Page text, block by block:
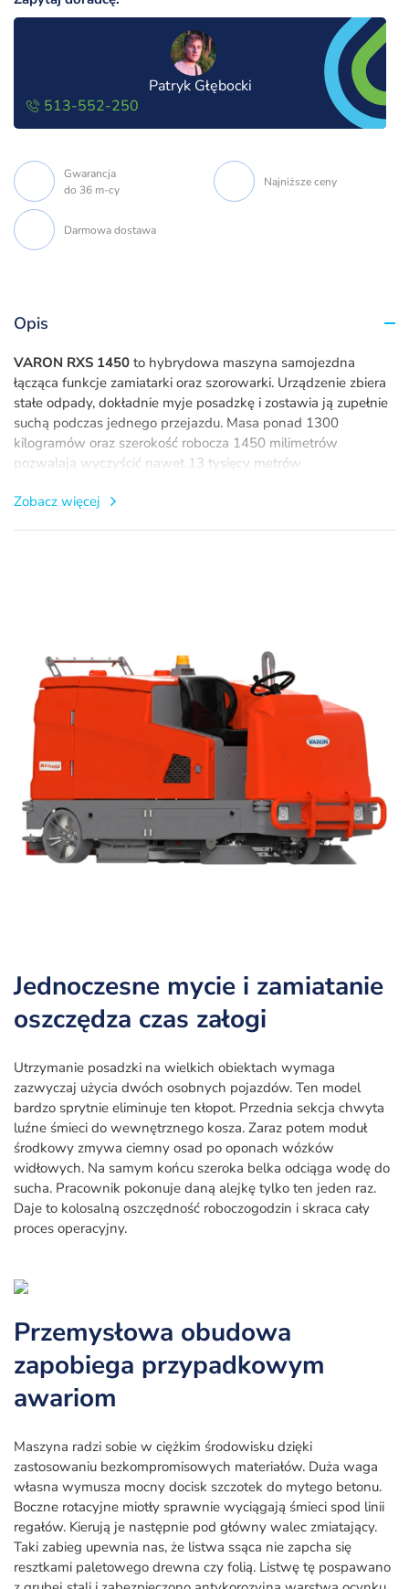
Patryk Głębocki
513-552-250
Gwarancja
do 36 m-cy
Najniższe ceny
Darmowa dostawa
Opis
VARON RXS 1450 to hybrydowa maszyna samojezdna
łącząca funkcje zamiatarki oraz szorowarki. Urządzenie zbiera
stałe odpady, dokładnie myje posadzkę i zostawia ją zupełnie
suchą podczas jednego przejazdu. Masa ponad 1300
kilogramów oraz szerokość robocza 1450 milimetrów
pozwalają wyczyścić nawet 13 tysięcy metrów
duże zbiorniki na wodę i pracujące cicho akumulatory. To
Zobacz więcej
Jednoczesne mycie i zamiatanie
oszczędza czas załogi
Utrzymanie posadzki na wielkich obiektach wymaga
zazwyczaj użycia dwóch osobnych pojazdów. Ten model
bardzo sprytnie eliminuje ten kłopot. Przednia sekcja chwyta
luźne śmieci do wewnętrznego kosza. Zaraz potem moduł
środkowy zmywa ciemny osad po oponach wózków
widłowych. Na samym końcu szeroka belka odciąga wodę do
sucha. Pracownik pokonuje daną alejkę tylko ten jeden raz.
Daje to kolosalną oszczędność roboczogodzin i skraca cały
proces operacyjny.
Przemysłowa obudowa
zapobiega przypadkowym
awariom
Maszyna radzi sobie w ciężkim środowisku dzięki
zastosowaniu bezkompromisowych materiałów. Duża waga
własna wymusza mocny docisk szczotek do mytego betonu.
Boczne rotacyjne miotły sprawnie wyciągają śmieci spod linii
regałów. Kierują je następnie pod główny walec zmiatający.
Taki zabieg upewnia nas, że listwa ssąca nie zapcha się
resztkami paletowego drewna czy folią. Listwę tę pospawano